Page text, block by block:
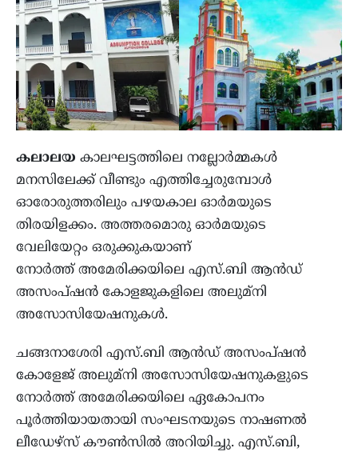
കലാലയ കാലഘട്ടത്തിലെ നല്ലോർമ്മകൾ
മനസിലേക്ക് വീണ്ടും എത്തിച്ചേരുമ്പോൾ
ഓരോരുത്തരിലും പഴയകാല ഓർമയുടെ
തിരയിളക്കം. അത്തരമൊരു ഓർമയുടെ
വേലിയേറ്റം ഒരുക്കുകയാണ്
നോർത്ത് അമേരിക്കയിലെ എസ്.ബി ആൻഡ്
അസംപ്ഷൻ കോളജുകളിലെ അലുമ്‌നി
അസോസിയേഷനുകൾ.
ചങ്ങനാശേരി എസ്.ബി ആൻഡ് അസംപ്ഷൻ
കോളേജ് അലുമ്‌നി അസോസിയേഷനുകളുടെ
നോർത്ത് അമേരിക്കയിലെ ഏകോപനം
പൂർത്തിയായതായി സംഘടനയുടെ നാഷണൽ
ലീഡേഴ്സ് കൗൺസിൽ അറിയിച്ചു. എസ്.ബി,